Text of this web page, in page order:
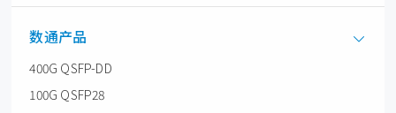
数通产品
400G QSFP-DD
100G QSFP28